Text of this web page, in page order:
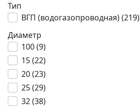
Тип
ВГП (водогазопроводная) (219)
Диаметр
100 (9)
15 (22)
20 (23)
25 (29)
32 (38)